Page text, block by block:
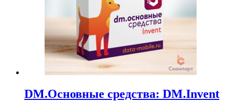
DM.Основные средства: DM.Invent